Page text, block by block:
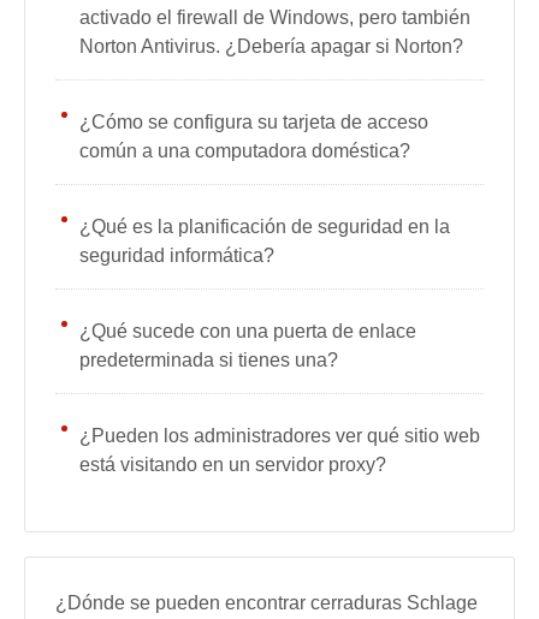
activado el firewall de Windows, pero también
Norton Antivirus. ¿Debería apagar si Norton?
¿Cómo se configura su tarjeta de acceso
común a una computadora doméstica?
¿Qué es la planificación de seguridad en la
seguridad informática?
¿Qué sucede con una puerta de enlace
predeterminada si tienes una?
¿Pueden los administradores ver qué sitio web
está visitando en un servidor proxy?
¿Dónde se pueden encontrar cerraduras Schlage